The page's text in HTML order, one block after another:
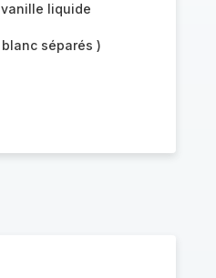
vanille liquide
séparés )